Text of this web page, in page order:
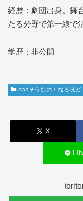
経歴：劇団出身。舞
たる分野で第一線で
学歴：非公開
aaaそうなの！なるほど
X